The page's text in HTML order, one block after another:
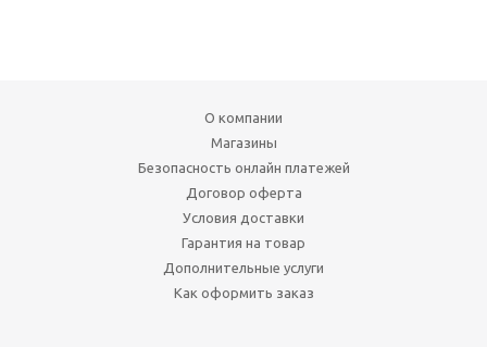
О компании
Магазины
Безопасность онлайн платежей
Договор оферта
Условия доставки
Гарантия на товар
Дополнительные услуги
Как оформить заказ